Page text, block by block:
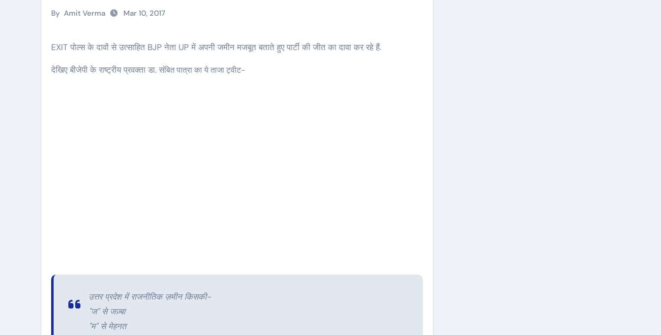
By Amit Verma Mar 10, 2017
EXIT पोल्स के दावों से उत्साहित BJP नेता UP में अपनी जमीन मजबूत बताते हुए पार्टी की जीत का दावा कर रहे हैं.
देखिए बीजेपी के राष्ट्रीय प्रवक्ता डा. संबित पात्रा का ये ताजा ट्वीट-
उत्तर प्रदेश में राजनीतिक ज़मीन किसकी-
"ज" से जज़्बा
"म" से मेहनत